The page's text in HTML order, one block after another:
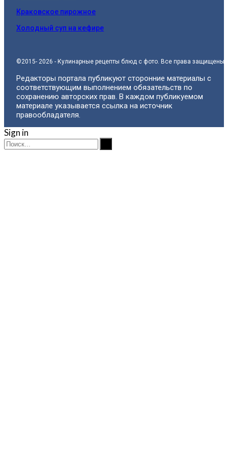
Краковское пирожное
Холодный суп на кефире
©2015- 2026 - Кулинарные рецепты блюд с фото. Все права защищены.
Редакторы портала публикуют сторонние материалы с
соответствующим выполнением обязательств по
сохранению авторских прав. В каждом публикуемом
материале указывается ссылка на источник
правообладателя.
Sign in